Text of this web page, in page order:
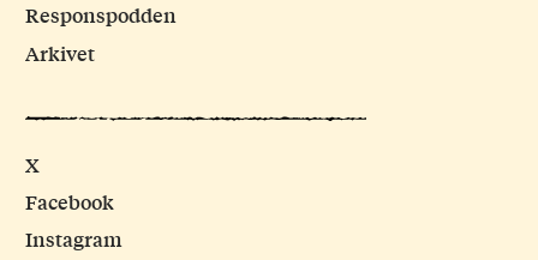
Responspodden
Arkivet
X
Facebook
Instagram